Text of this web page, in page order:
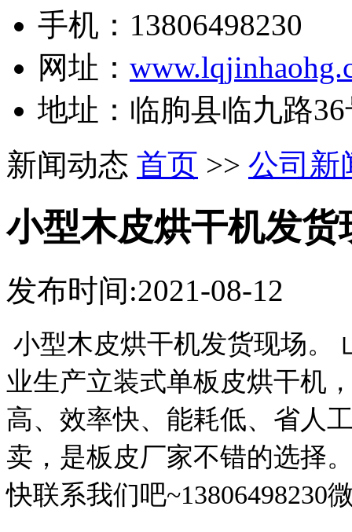
手机：13806498230
网址：
地址：临朐县临九路36
新闻动态 首页 >> 公司新
小型木皮烘干机发货
发布时间:2021-08-12
小型木皮烘干机发货现场。
业生产立装式单板皮烘干机
高、 效率快、能耗低、省人
卖， 是板皮厂家不错的选择
快联系我们吧~13806498230